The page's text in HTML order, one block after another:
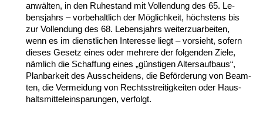
anwälten, in den Ru­he­stand mit Voll­endung des 65. Le­
bens­jahrs – vor­be­halt­lich der Möglich­keit, höchs­tens bis
zur Voll­endung des 68. Le­bens­jahrs wei­ter­zu­ar­bei­ten,
wenn es im dienst­li­chen In­ter­es­se liegt – vor­sieht, so­fern
die­ses Ge­setz ei­nes oder meh­re­re der fol­gen­den Zie­le,
nämlich die Schaf­fung ei­nes „güns­ti­gen Al­ters­auf­baus“,
Plan­bar­keit des Aus­schei­dens, die Beförde­rung von Be­am­
ten, die Ver­mei­dung von Rechts­strei­tig­kei­ten oder Haus­
halts­mit­tel­ein­spa­run­gen, ver­folgt.